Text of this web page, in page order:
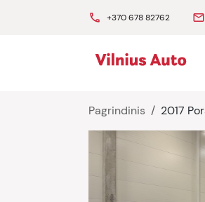
phone +370 678 82762 mail
Pagrindinis 2017